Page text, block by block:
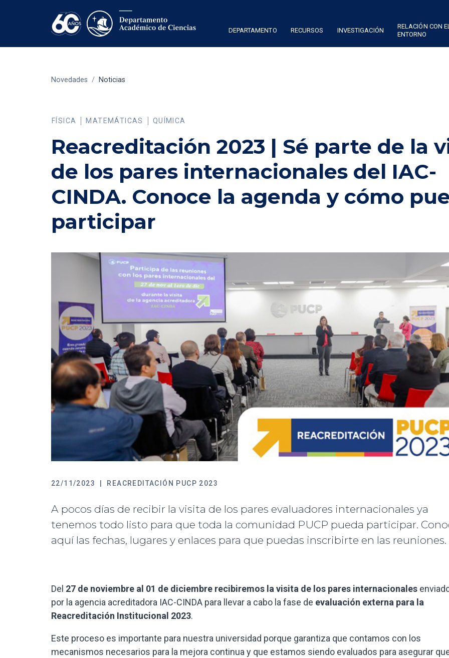
DEPARTAMENTO RECURSOS INVESTIGACIÓN
RELACIÓN CON EL
ENTORNO
Novedades / Noticias
FÍSICA MATEMÁTICAS QUÍMICA
Reacreditación 2023 | Sé parte de la
de los pares internacionales del IAC-
CINDA. Conoce la agenda y cómo
participar
22/11/2023 REACREDITACIÓN PUCP 2023
A pocos días de recibir la visita de los pares evaluadores internacionales ya
tenemos todo listo para que toda la comunidad PUCP pueda participar.
aquí las fechas, lugares y enlaces para que puedas inscribirte en las reuniones.
Del 27 de noviembre al 01 de diciembre recibiremos la visita de los pares internacionales
por la agencia acreditadora IAC-CINDA para llevar a cabo la fase de evaluación externa para la
Reacreditación Institucional 2023.
Este proceso es importante para nuestra universidad porque garantiza que contamos con los
mecanismos necesarios para la mejora continua y que estamos siendo evaluados para asegurar